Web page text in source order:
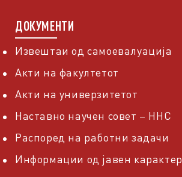
ДОКУМЕНТИ
Извештаи од самоевалуација
Акти на факултетот
Акти на универзитетот
Наставно научен совет – ННС
Распоред на работни задачи
Информации од јавен карактер